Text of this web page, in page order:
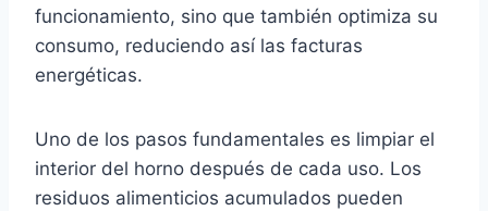
funcionamiento, sino que también optimiza su
consumo, reduciendo así las facturas
energéticas.
Uno de los pasos fundamentales es limpiar el
interior del horno después de cada uso. Los
residuos alimenticios acumulados pueden